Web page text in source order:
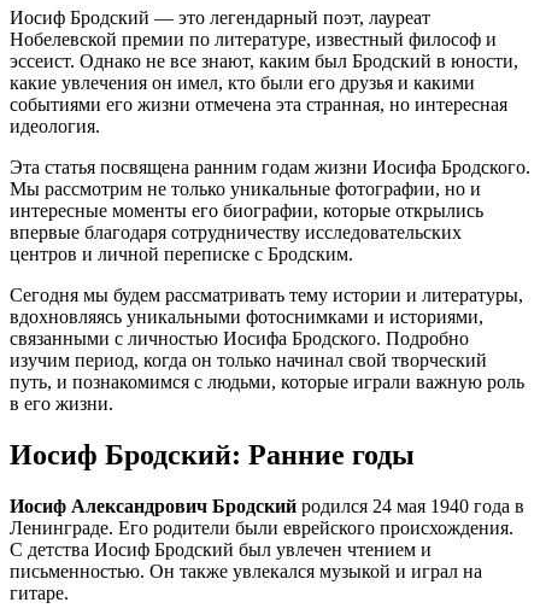
Иосиф Бродский — это легендарный поэт, лауреат
Нобелевской премии по литературе, известный философ и
эссеист. Однако не все знают, каким был Бродский в юности,
какие увлечения он имел, кто были его друзья и какими
событиями его жизни отмечена эта странная, но интересная
идеология.
Эта статья посвящена ранним годам жизни Иосифа Бродского.
Мы рассмотрим не только уникальные фотографии, но и
интересные моменты его биографии, которые открылись
впервые благодаря сотрудничеству исследовательских
центров и личной переписке с Бродским.
Сегодня мы будем рассматривать тему истории и литературы,
вдохновляясь уникальными фотоснимками и историями,
связанными с личностью Иосифа Бродского. Подробно
изучим период, когда он только начинал свой творческий
путь, и познакомимся с людьми, которые играли важную роль
в его жизни.
Иосиф Бродский: Ранние годы
Иосиф Александрович Бродский родился 24 мая 1940 года в
Ленинграде. Его родители были еврейского происхождения.
С детства Иосиф Бродский был увлечен чтением и
письменностью. Он также увлекался музыкой и играл на
гитаре.